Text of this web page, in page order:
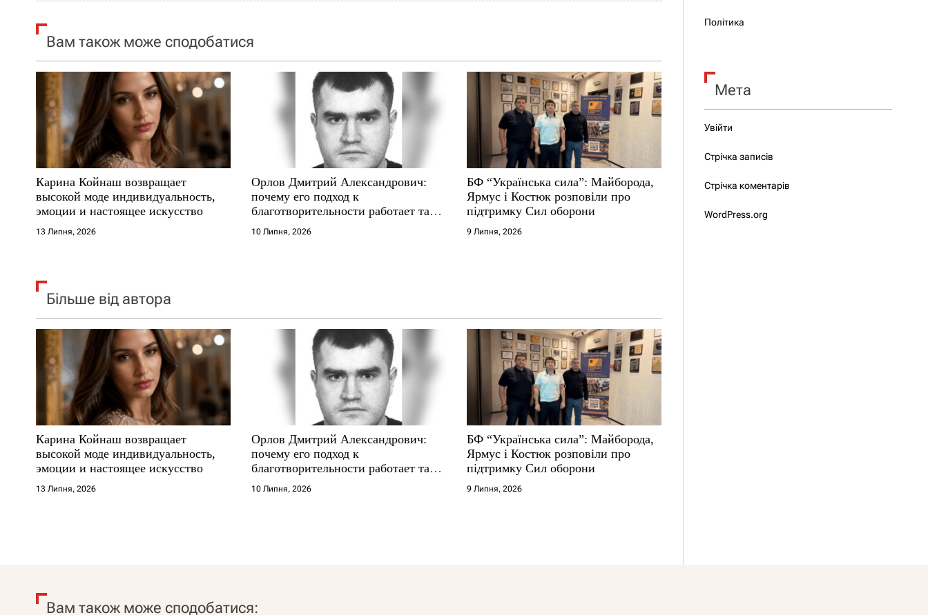
я
а
п
и
с
і
в
Вам також може сподобатися
Карина Койнаш возвращает
высокой моде индивидуальность,
эмоции и настоящее искусство
13 Липня, 2026
Орлов Дмитрий Александрович:
почему его подход к
благотворительности работает там,
где другие не выдерживают
10 Липня, 2026
БФ “Українська сила”: Майборода,
Ярмус і Костюк розповіли про
підтримку Сил оборони
9 Липня, 2026
Більше від автора
Карина Койнаш возвращает
высокой моде индивидуальность,
эмоции и настоящее искусство
13 Липня, 2026
Орлов Дмитрий Александрович:
почему его подход к
благотворительности работает там,
где другие не выдерживают
10 Липня, 2026
БФ “Українська сила”: Майборода,
Ярмус і Костюк розповіли про
підтримку Сил оборони
9 Липня, 2026
Політика
Мета
Увійти
Стрічка записів
Стрічка коментарів
WordPress.org
Вам також може сподобатися: